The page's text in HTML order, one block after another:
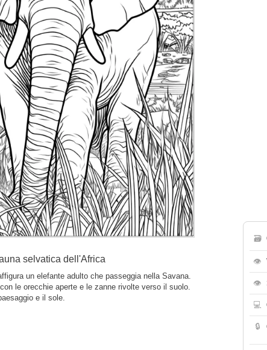
selvatica dell'Africa
un elefante adulto che passeggia nella Savana.
le orecchie aperte e le zanne rivolte verso il suolo.
e il sole.
🗃
👁
👁
💻
🔒